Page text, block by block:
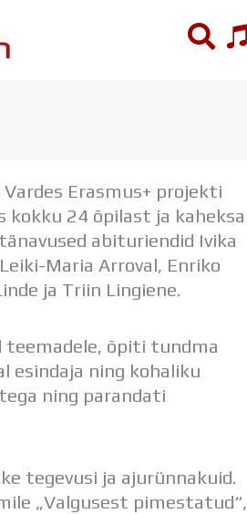
Aastaplaan
Õppekava
Ainepassid
Huviringid
Õpilastööd (UPT)
Kodukord
Projektid
Erasmus+ projekti
kokku 24 õpilast ja kaheksa
abituriendid Ivika
Maria Arroval, Enriko
ja Triin Lingiene.
teemadele, õpiti tundma
ning kohaliku
ning parandati
tegevusi ja ajurünnakuid.
„Valgusest pimestatud“,